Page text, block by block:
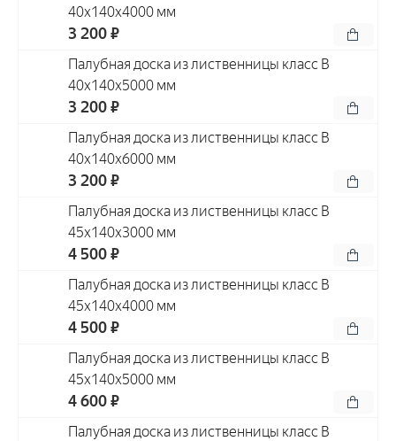
40x140x4000 мм
3 200 ₽
Палубная доска из лиственницы класс В
40x140x5000 мм
3 200 ₽
Палубная доска из лиственницы класс В
40x140x6000 мм
3 200 ₽
Палубная доска из лиственницы класс В
45x140x3000 мм
4 500 ₽
Палубная доска из лиственницы класс В
45x140x4000 мм
4 500 ₽
Палубная доска из лиственницы класс В
45x140x5000 мм
4 600 ₽
Палубная доска из лиственницы класс В